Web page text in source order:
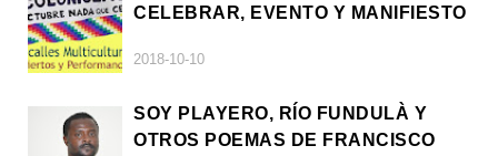
CELEBRAR, EVENTO Y MANIFIESTO
2018-10-10
SOY PLAYERO, RÍO FUNDULÀ Y
OTROS POEMAS DE FRANCISCO